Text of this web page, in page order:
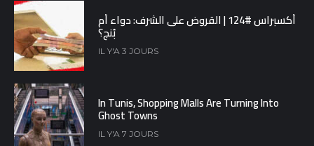
أكسبراس #124 | القروض على الشرف: دواء أم
بُنج؟
IL Y'A 3 JOURS
In Tunis, Shopping Malls Are Turning Into
Ghost Towns
IL Y'A 7 JOURS